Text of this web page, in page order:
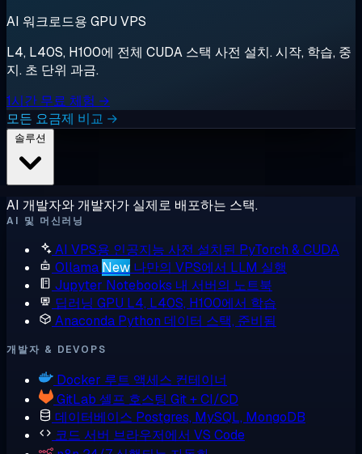
AI 워크로드용 GPU VPS
L4, L40S, H100에 전체 CUDA 스택 사전 설치. 시작, 학습, 중
지. 초 단위 과금.
1시간 무료 체험 →
모든 요금제 비교 →
AI 개발자와 개발자가 실제로 배포하는 스택.
AI 및 머신러닝
AI VPS용 인공지능 사전 설치된 PyTorch & CUDA
Ollama New 나만의 VPS에서 LLM 실행
Jupyter Notebooks 내 서버의 노트북
딥러닝 GPU L4, L40S, H100에서 학습
Anaconda Python 데이터 스택, 준비됨
개발자 & DEVOPS
Docker 루트 액세스 컨테이너
GitLab 셀프 호스팅 Git + CI/CD
데이터베이스 Postgres, MySQL, MongoDB
코드 서버 브라우저에서 VS Code